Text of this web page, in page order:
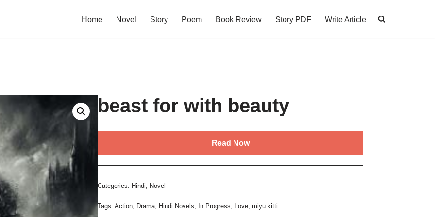
Home Novel Story Poem Book Review Story PDF Write Article
beast for with beauty
Read Now
Categories: Hindi, Novel
Tags:Action, Drama, Hindi Novels, In Progress, Love,miyu kitti